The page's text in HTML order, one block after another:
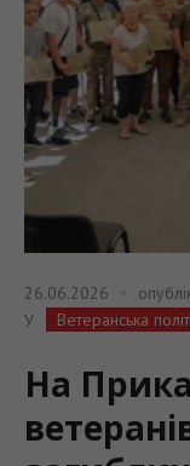
26.06.2026
У
Ветеранська
На